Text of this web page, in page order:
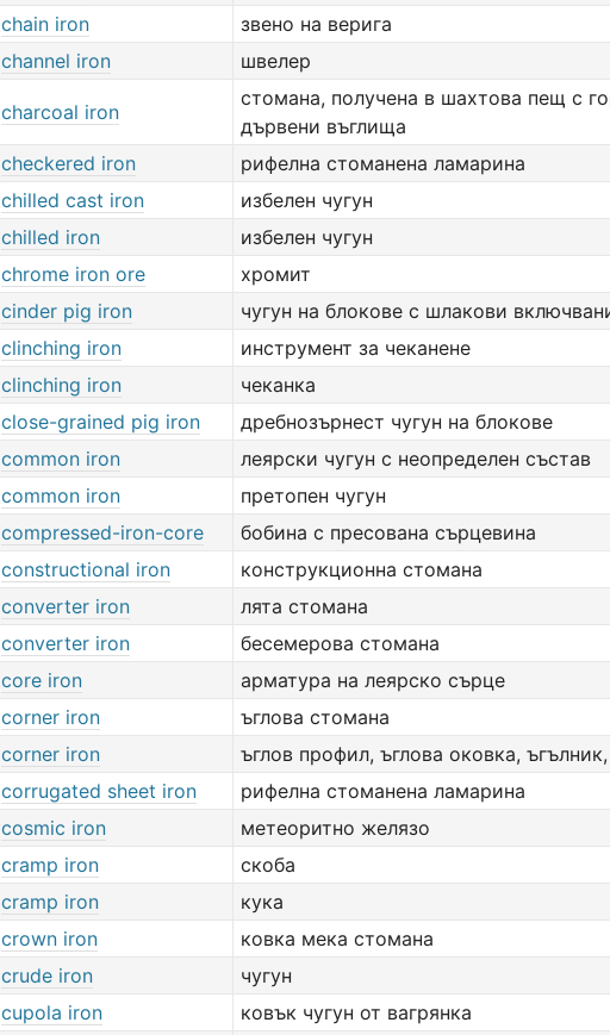
chain iron
звено на верига
channel iron швелер
charcoal iron
стомана, получена в шахтова пещ с
дървени въглища
checkered iron
рифелна стоманена ламарина
chilled cast iron
избелен чугун
chilled iron
избелен чугун
chrome iron ore
хромит
cinder pig iron
чугун на блокове с шлакови
clinching iron
инструмент за чеканене
clinching iron
чеканка
close-grained pig iron
дребнозърнест чугун на блокове
common iron
леярски чугун с неопределен състав
common iron
претопен чугун
compressed-iron-core
бобина с пресована сърцевина
constructional iron
конструкционна стомана
converter iron
лята стомана
converter iron
бесемерова стомана
core iron
арматура на леярско сърце
corner iron
ъглова стомана
corner iron
ъглов профил, ъглова оковка,
corrugated sheet iron
рифелна стоманена ламарина
cosmic iron
метеоритно желязо
cramp iron
скоба
cramp iron
кука
crown iron
ковка мека стомана
crude iron
чугун
cupola iron
ковък чугун от вагрянка